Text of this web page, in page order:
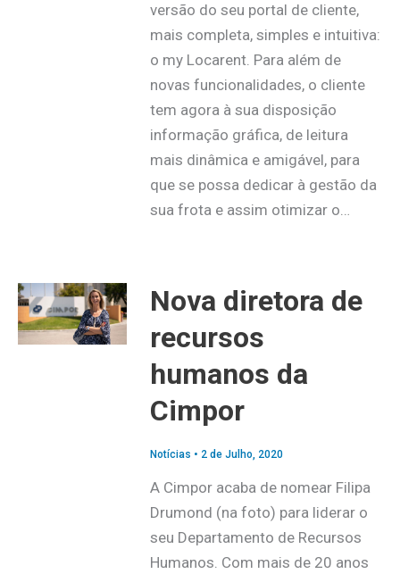
versão do seu portal de cliente,
mais completa, simples e intuitiva:
o my Locarent. Para além de
novas funcionalidades, o cliente
tem agora à sua disposição
informação gráfica, de leitura
mais dinâmica e amigável, para
que se possa dedicar à gestão da
sua frota e assim otimizar o…
Nova diretora de
recursos
humanos da
Cimpor
Notícias • 2 de Julho, 2020
A Cimpor acaba de nomear Filipa
Drumond (na foto) para liderar o
seu Departamento de Recursos
Humanos. Com mais de 20 anos